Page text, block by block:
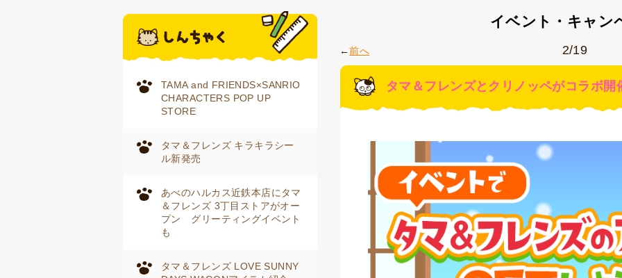
TAMA and FRIENDS×SANRIO
CHARACTERS POP UP
STORE
タマ＆フレンズ キラキラシー
ル新発売
あべのハルカス近鉄本店にタマ
＆フレンズ 3丁目ストアがオー
プン グリーティングイベント
も
タマ＆フレンズ LOVE SUNNY
イベント・キャン
前へ 2/19
タマ＆フレンズとクリノッペがコラボ開